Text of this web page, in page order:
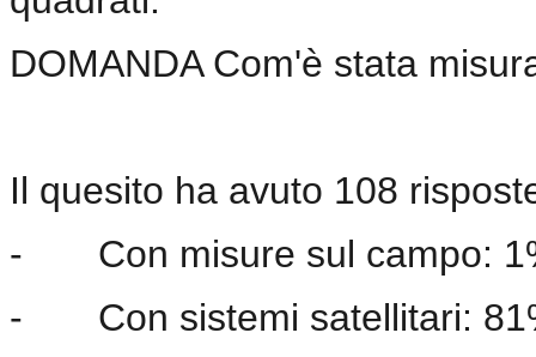
DOMANDA Com'è stata
Il quesito ha avuto 108
-
Con misure sul campo:
-
Con sistemi satellitari: